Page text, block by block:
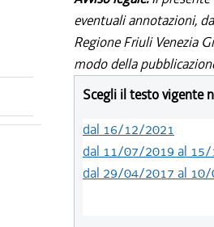
eventuali annotazioni,
Regione Friuli Venezia
modo della
Scegli il testo vigente
dal 16/12/2021
dal 11/07/2019 al
dal 29/04/2017 al